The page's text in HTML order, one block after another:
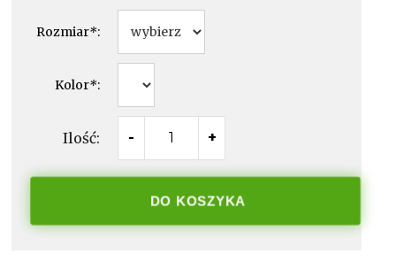
Rozmiar*:
Kolor*:
Ilość: - +
DO KOSZYKA